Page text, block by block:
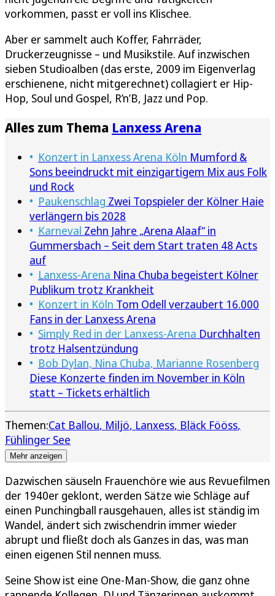
vorkommen, passt er voll ins Klischee.
Aber er sammelt auch Koffer, Fahrräder,
Druckerzeugnisse – und Musikstile. Auf inzwischen
sieben Studioalben (das erste, 2009 im Eigenverlag
erschienene, nicht mitgerechnet) collagiert er Hip-
Hop, Soul und Gospel, R’n’B, Jazz und Pop.
Alles zum Thema Lanxess Arena
Konzert in Lanxess Arena Köln Mumford &
Sons beeindruckt mit einzigartigem Mix aus Folk
und Rock
Paukenschlag Zwei Topspieler der Kölner Haie
verlängern bis 2028
Karneval Zehn Jahre „Arena Alaaf“ in
Gummersbach – Seit dem Start traten 48 Acts
auf
Lanxess-Arena Nina Chuba begeistert Kölner
Publikum trotz Krankheit
Konzert in Köln Tom Odell verzaubert 16.000
Fans in der Lanxess Arena
Simply Red in der Lanxess-Arena Durchhalten
trotz Halsentzündung
Bob Dylan, Nina Chuba, Marianne Rosenberg
Diese Konzerte finden im November in Köln
statt – Tickets erhältlich
Themen:Cat Ballou Miljö Lanxess Bläck Fööss
Fühlinger See
Mehr anzeigen
Dazwischen säuseln Frauenchöre wie aus Revuefilmen
der 1940er geklont, werden Sätze wie Schläge auf
einen Punchingball rausgehauen, alles ist ständig im
Wandel, ändert sich zwischendrin immer wieder
abrupt und fließt doch als Ganzes in das, was man
einen eigenen Stil nennen muss.
Seine Show ist eine One-Man-Show, die ganz ohne